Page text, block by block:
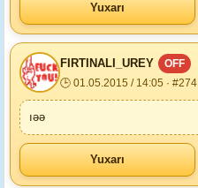
Yuxarı
FIRTINALI_UREY
OFF
🕒 01.05.2015 / 14:05 · #274
ıəə
Yuxarı